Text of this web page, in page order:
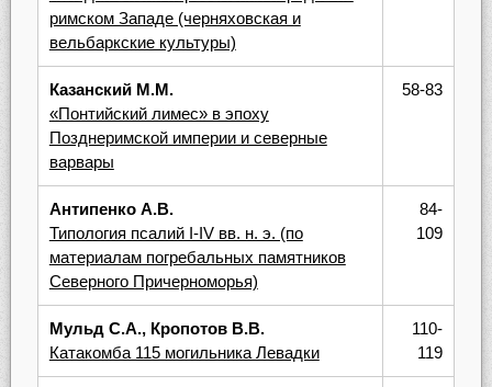
римском Западе (черняховская и
вельбаркские культуры)
Казанский М.М.
«Понтийский лимес» в эпоху
Позднеримской империи и северные
варвары
58-83
Антипенко А.В.
Типология псалий I-IV вв. н. э. (по
материалам погребальных памятников
Северного Причерноморья)
84-
109
Мульд С.А., Кропотов В.В.
Катакомба 115 могильника Левадки
110-
119